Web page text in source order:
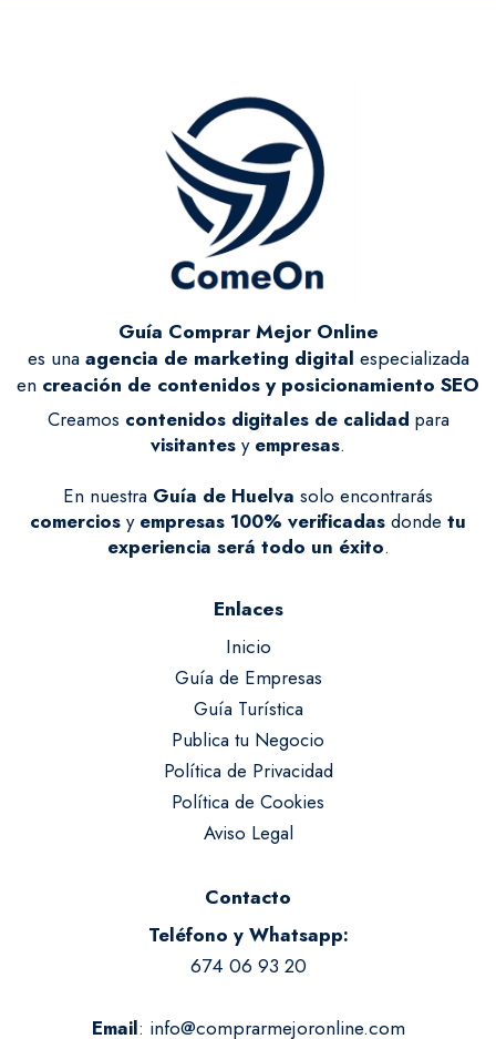
Guía Comprar Mejor Online
es unaagencia de marketing digital especializada
en creación de contenidos y posicionamiento SEO
Creamos contenidos digitales de calidad para
visitantes y empresas.
En nuestra Guía de Huelva solo encontrarás
comercios y empresas 100% verificadas donde tu
experiencia será todo un éxito.
Enlaces
Inicio
Guía de Empresas
Guía Turística
Publica tu Negocio
Política de Privacidad
Política de Cookies
Aviso Legal
Contacto
Teléfono y Whatsapp:
674 06 93 20
Email: info@comprarmejoronline.com